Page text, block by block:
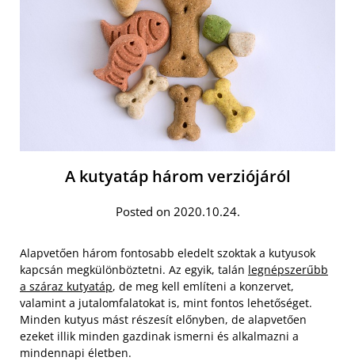
A kutyatáp három verziójáról
Posted on 2020.10.24.
Alapvetően három fontosabb eledelt szoktak a kutyusok
kapcsán megkülönböztetni. Az egyik, talán legnépszerűbb
a száraz kutyatáp, de meg kell említeni a konzervet,
valamint a jutalomfalatokat is, mint fontos lehetőséget.
Minden kutyus mást részesít előnyben, de alapvetően
ezeket illik minden gazdinak ismerni és alkalmazni a
mindennapi életben.